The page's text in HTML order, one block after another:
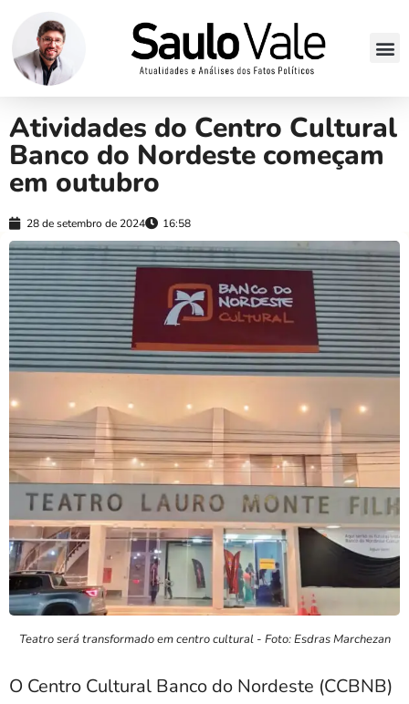
Atividades do Centro Cultural
Banco do Nordeste começam
em outubro
28 de setembro de 2024 16:58
Teatro será transformado em centro cultural - Foto: Esdras Marchezan
O Centro Cultural Banco do Nordeste (CCBNB)